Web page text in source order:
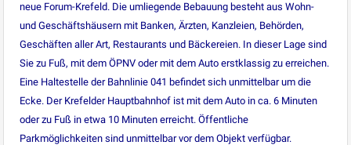
neue Forum-Krefeld. Die umliegende Bebauung besteht aus Wohn-
und Geschäftshäusern mit Banken, Ärzten, Kanzleien, Behörden,
Geschäften aller Art, Restaurants und Bäckereien. In dieser Lage sind
Sie zu Fuß, mit dem ÖPNV oder mit dem Auto erstklassig zu erreichen.
Eine Haltestelle der Bahnlinie 041 befindet sich unmittelbar um die
Ecke. Der Krefelder Hauptbahnhof ist mit dem Auto in ca. 6 Minuten
oder zu Fuß in etwa 10 Minuten erreicht. Öffentliche
Parkmöglichkeiten sind unmittelbar vor dem Objekt verfügbar.